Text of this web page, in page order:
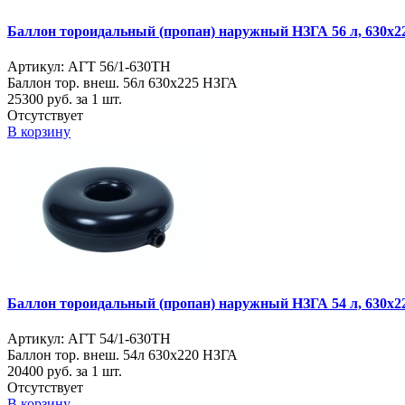
Баллон тороидальный (пропан) наружный НЗГА 56 л,
Артикул: АГТ 56/1-630ТН
Баллон тор. внеш. 56л 630х225 НЗГА
25300 руб. за 1 шт.
Отсутствует
В корзину
Баллон тороидальный (пропан) наружный НЗГА 54 л,
Артикул: АГТ 54/1-630ТН
Баллон тор. внеш. 54л 630х220 НЗГА
20400 руб. за 1 шт.
Отсутствует